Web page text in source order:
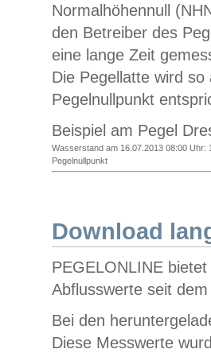
Normalhöhennull
den Betreiber des
eine lange Zeit
Die Pegellatte wird
Pegelnullpunkt
Beispiel am Pegel
Wasserstand am 16.07.2013 08:00 Uhr:
Pegelnullpunkt
Download
PEGELONLINE
Abflusswerte seit
Bei den
Diese Messwerte